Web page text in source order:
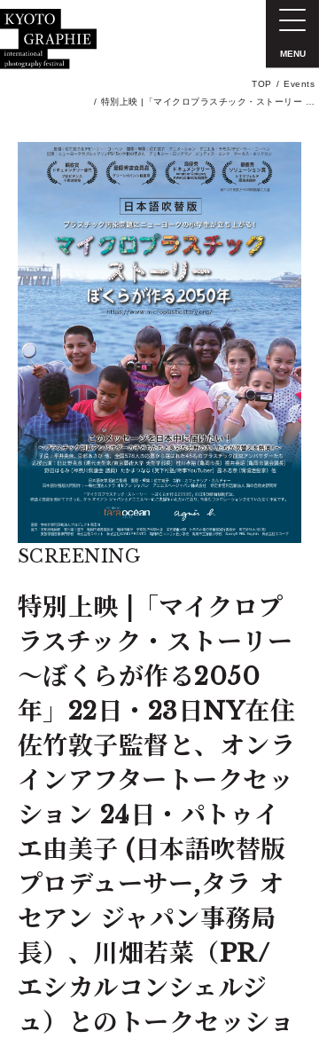
TOP
Events
特別上映 |「マイクロプラスチック・ストーリー …
MENU
SCREENING
特別上映 |「マイクロプ
ラスチック・ストーリー
～ぼくらが作る2050
年」22日・23日NY在住
佐竹敦子監督と、オンラ
インアフタートークセッ
ション 24日・パトゥイ
エ由美子 (日本語吹替版
プロデューサー,タラ オ
セアン ジャパン事務局
長）、川畑若菜（PR/
エシカルコンシェルジ
ュ）とのトークセッショ